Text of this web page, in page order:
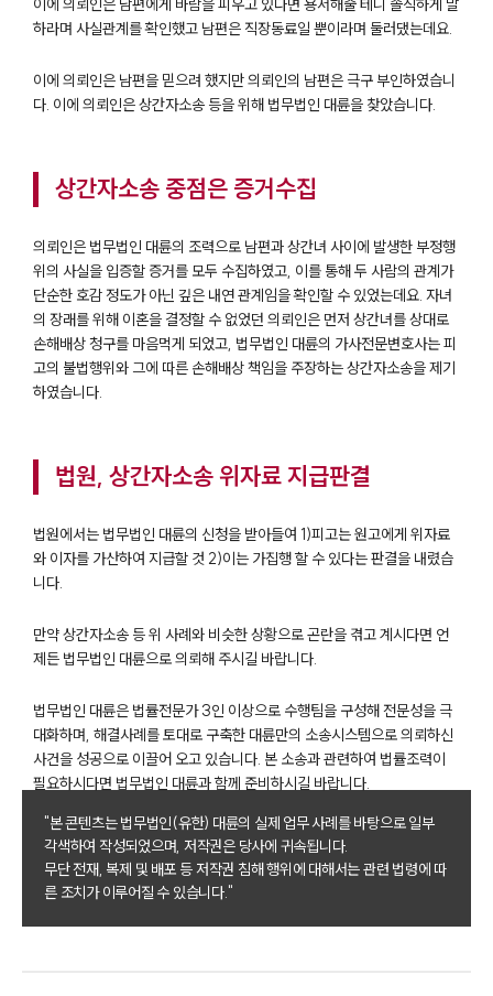
그룹소개
그룹소개
대륜의 강점
글로벌 파트너 로펌
고객의 소리
통합검색
AI대륜
이에 의뢰인은 남편에게 바람을 피우고 있다면 용서해줄 테니 솔직하게 말
하라며 사실관계를 확인했고 남편은 직장동료일 뿐이라며 둘러댔는데요.
이에 의뢰인은 남편을 믿으려 했지만 의뢰인의 남편은 극구 부인하였습니
다. 이에 의뢰인은 상간자소송 등을 위해 법무법인 대륜을 찾았습니다.
상간자소송 중점은 증거수집
의뢰인은 법무법인 대륜의 조력으로 남편과 상간녀 사이에 발생한 부정행
위의 사실을 입증할 증거를 모두 수집하였고, 이를 통해 두 사람의 관계가
단순한 호감 정도가 아닌 깊은 내연 관계임을 확인할 수 있었는데요. 자녀
의 장래를 위해 이혼을 결정할 수 없었던 의뢰인은 먼저 상간녀를 상대로
손해배상 청구를 마음먹게 되었고, 법무법인 대륜의 가사전문변호사는 피
고의 불법행위와 그에 따른 손해배상 책임을 주장하는 상간자소송을 제기
하였습니다.
법원, 상간자소송 위자료 지급판결
법원에서는 법무법인 대륜의 신청을 받아들여 1)피고는 원고에게 위자료
와 이자를 가산하여 지급할 것 2)이는 가집행 할 수 있다는 판결을 내렸습
니다.
만약 상간자소송 등 위 사례와 비슷한 상황으로 곤란을 겪고 계시다면 언
제든 법무법인 대륜으로 의뢰해 주시길 바랍니다.
법무법인 대륜은 법률전문가 3인 이상으로 수행팀을 구성해 전문성을 극
대화하며, 해결사례를 토대로 구축한 대륜만의 소송시스템으로 의뢰하신
사건을 성공으로 이끌어 오고 있습니다. 본 소송과 관련하여 법률조력이
필요하시다면 법무법인 대륜과 함께 준비하시길 바랍니다.
"본 콘텐츠는 법무법인(유한) 대륜의 실제 업무 사례를 바탕으로 일부
각색하여 작성되었으며, 저작권은 당사에 귀속됩니다.
무단 전재, 복제 및 배포 등 저작권 침해 행위에 대해서는 관련 법령에 따
른 조치가 이루어질 수 있습니다."